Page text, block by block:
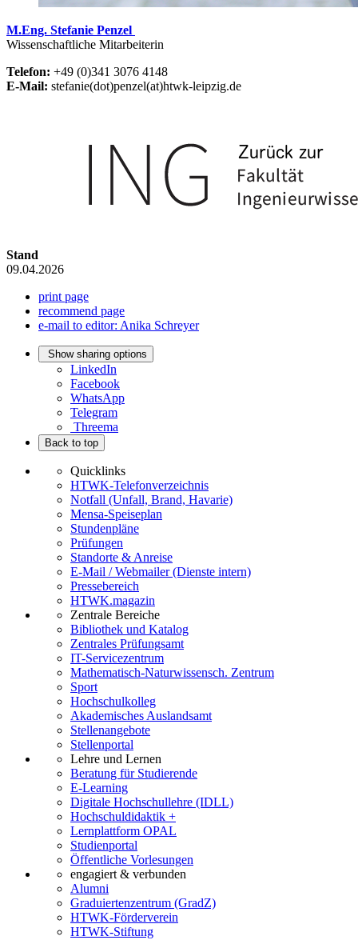
M.Eng. Stefanie Penzel
Wissenschaftliche Mitarbeiterin
Telefon: +49 (0)341 3076 4148
E-Mail: stefanie(dot)penzel(at)htwk-leipzig.de
Stand
09.04.2026
print page
recommend page
e-mail to editor: Anika Schreyer
Show sharing options
LinkedIn
Facebook
WhatsApp
Telegram
Threema
Back to top
Quicklinks
HTWK-Telefonverzeichnis
Notfall (Unfall, Brand, Havarie)
Mensa-Speiseplan
Stundenpläne
Prüfungen
Standorte & Anreise
E-Mail / Webmailer (Dienste intern)
Pressebereich
HTWK.magazin
Zentrale Bereiche
Bibliothek und Katalog
Zentrales Prüfungsamt
IT-Servicezentrum
Mathematisch-Naturwissensch. Zentrum
Sport
Hochschulkolleg
Akademisches Auslandsamt
Stellenangebote
Stellenportal
Lehre und Lernen
Beratung für Studierende
E-Learning
Digitale Hochschullehre (IDLL)
Hochschuldidaktik +
Lernplattform OPAL
Studienportal
Öffentliche Vorlesungen
engagiert & verbunden
Alumni
Graduiertenzentrum (GradZ)
HTWK-Förderverein
HTWK-Stiftung